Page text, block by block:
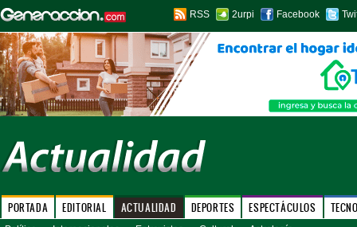
RSS 2urpi Facebook
PORTADA EDITORIAL ACTUALIDAD DEPORTES ESPECTÁCULOS